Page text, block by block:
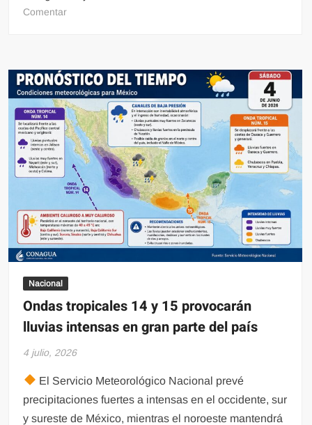
Comentaren
Monreal
presentará
su
libro
“La
nueva
legislación
por
agua”
Nacional
Ondas tropicales 14 y 15 provocarán
lluvias intensas en gran parte del país
4 julio, 2026
El Servicio Meteorológico Nacional prevé
precipitaciones fuertes a intensas en el occidente, sur
y sureste de México, mientras el noroeste mantendrá